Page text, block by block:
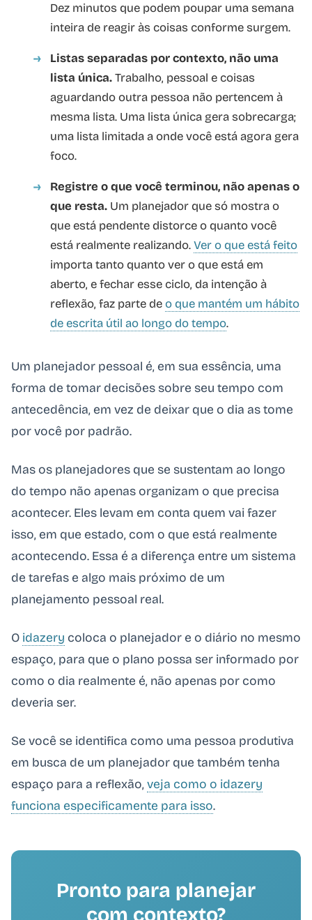
Dez minutos que podem poupar uma semana
inteira de reagir às coisas conforme surgem.
Listas separadas por contexto, não uma
lista única.Trabalho, pessoal e coisas
aguardando outra pessoa não pertencem à
mesma lista. Uma lista única gera sobrecarga;
uma lista limitada a onde você está agora gera
foco.
Registre o que você terminou, não apenas o
que resta. Um planejador que só mostra o
que está pendente distorce o quanto você
está realmente realizando.Ver o que está feito
importa tanto quanto ver o que está em
aberto, e fechar esse ciclo, da intenção à
reflexão, faz parte deo que mantém um hábito
de escrita útil ao longo do tempo.
Um planejador pessoal é, em sua essência, uma
forma de tomar decisões sobre seu tempo com
antecedência, em vez de deixar que o dia as tome
por você por padrão.
Mas os planejadores que se sustentam ao longo
do tempo não apenas organizam o que precisa
acontecer. Eles levam em conta quem vai fazer
isso, em que estado, com o que está realmente
acontecendo. Essa é a diferença entre um sistema
de tarefas e algo mais próximo de um
planejamento pessoal real.
O idazery coloca o planejador e o diário no mesmo
espaço, para que o plano possa ser informado por
como o dia realmente é, não apenas por como
deveria ser.
Se você se identifica como uma pessoa produtiva
em busca de um planejador que também tenha
espaço para a reflexão, veja como o idazery
funciona especificamente para isso.
Pronto para planejar
com contexto?